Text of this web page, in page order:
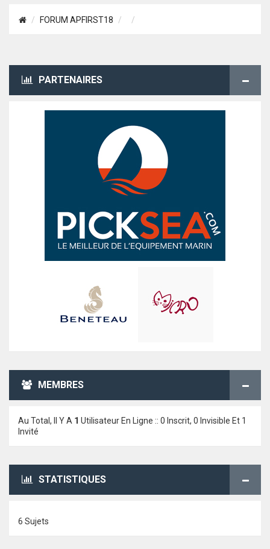
FORUM APFIRST18
PARTENAIRES
MEMBRES
Au Total, Il Y A 1 Utilisateur En Ligne :: 0 Inscrit, 0 Invisible Et 1
Invité
STATISTIQUES
6 Sujets